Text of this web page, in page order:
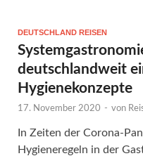
DEUTSCHLAND REISEN
deutschlandweit
Hygienekonzepte
17. November 2020 - von
In Zeiten der Corona-
Hygieneregeln in der